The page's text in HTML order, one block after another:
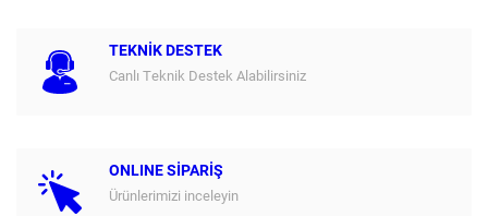
TEKNİK DESTEK
Canlı Teknik Destek Alabilirsiniz
ONLINE SİPARİŞ
Ürünlerimizi inceleyin